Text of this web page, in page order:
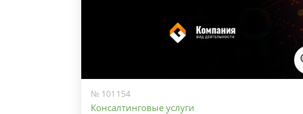
№ 101154
Консалтинговые услуги